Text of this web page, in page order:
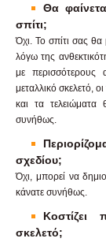
Θα
σπίτι;
Όχι. Το σπίτι σας θα
λόγω της
με περισσότερους
μεταλλικό σκελετό,
και τα τελειώματα
συνήθως.
σχεδίου;
Όχι, μπορεί να
κάνατε συνήθως.
σκελετό;